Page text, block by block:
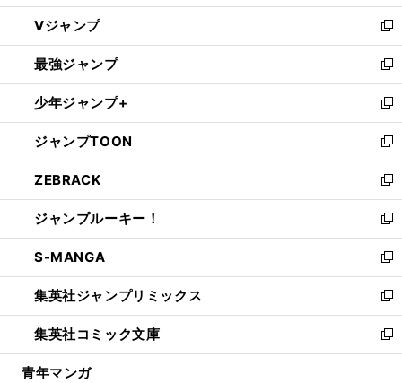
ウ
ィ
ン
ド
ウ
で
開
く
し
い
ウ
ィ
ン
ド
ウ
で
開
く
Vジャンプ
新
し
い
ウ
ィ
ン
ド
ウ
で
開
く
最強ジャンプ
新
し
い
ウ
ィ
ン
ド
ウ
で
開
く
少年ジャンプ+
新
し
い
ウ
ィ
ン
ド
ウ
で
開
く
ジャンプTOON
新
し
い
ウ
ィ
ン
ド
ウ
で
開
く
ZEBRACK
新
し
い
ウ
ィ
ン
ド
ウ
で
開
ジャンプルーキー！
新
し
い
ウ
ィ
ン
ド
ウ
S-MANGA
新
し
い
ウ
ィ
ン
集英社ジャンプリミックス
新
し
い
ウ
集英社コミック文庫
新
し
青年マンガ